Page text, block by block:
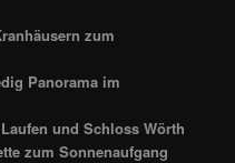
zum
Panorama im
und Schloss Wörth
zum Sonnenaufgang